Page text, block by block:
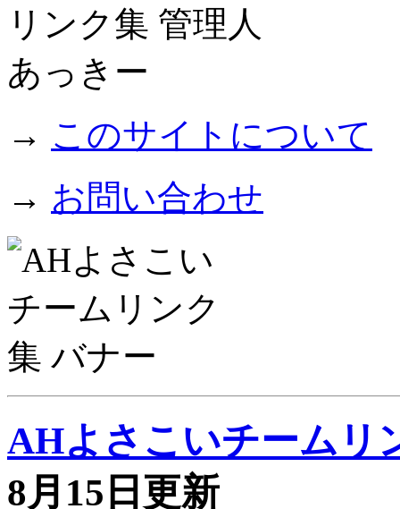
→ このサイトについて
→ お問い合わせ
AHよさこいチームリ
8月15日更新